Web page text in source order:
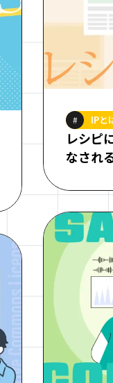
# IPと
レシピ
なされ